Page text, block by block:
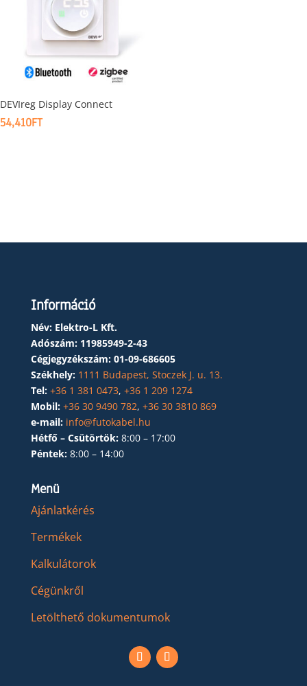
DEVIreg Display Connect
54,410FT
Információ
Név: Elektro-L Kft.
Adószám: 11985949-2-43
Cégjegyzékszám: 01-09-686605
Székhely: 1111 Budapest, Stoczek J. u. 13.
Tel: +36 1 381 0473, +36 1 209 1274
Mobil: +36 30 9490 782, +36 30 3810 869
e-mail: info@futokabel.hu
Hétfő – Csütörtök: 8:00 – 17:00
Péntek: 8:00 – 14:00
Menü
Ajánlatkérés
Termékek
Kalkulátorok
Cégünkről
Letölthető dokumentumok